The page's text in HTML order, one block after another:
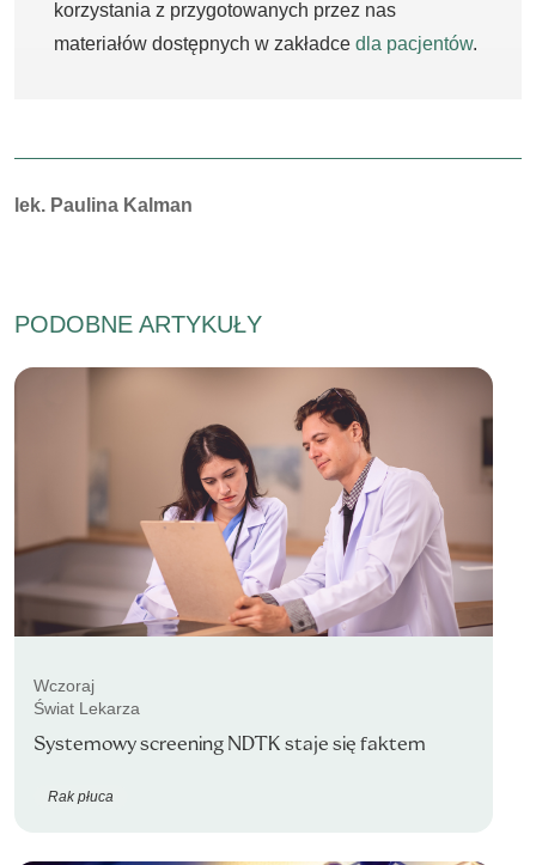
korzystania z przygotowanych przez nas
materiałów dostępnych w zakładce dla pacjentów.
Autorzy:
lek. Paulina Kalman
PODOBNE ARTYKUŁY
Wczoraj
Świat Lekarza
Systemowy screening NDTK staje się faktem
Rak płuca